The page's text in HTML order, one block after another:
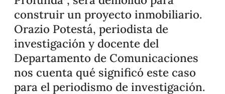
construir un proyecto inmobiliario.
Orazio Potestá, periodista de
investigación y docente del
Departamento de Comunicaciones
nos cuenta qué significó este caso
para el periodismo de investigación.